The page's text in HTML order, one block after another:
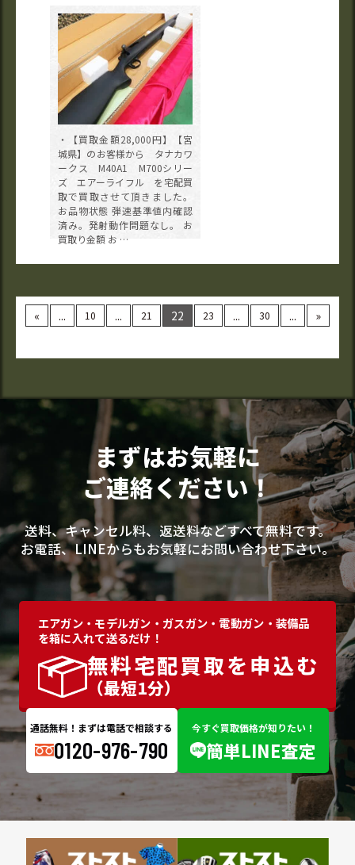
・【買取金額28,000円】【宮
城県】のお客様から タナカワ
ークス M40A1 M700シリー
ズ エアーライフル を宅配買
取で買取させて頂きました。
お品物状態 弾速基準値内確認
済み。発射動作問題なし。 お
買取り金額 お …
« ... 10 ... 21 22 23 ... 30 ... »
まずはお気軽に
ご連絡ください！
送料、キャンセル料、返送料などすべて無料です。
お電話、LINEからもお気軽にお問い合わせ下さい。
エアガン・モデルガン・ガスガン・電動ガン・装備品
を箱に入れて送るだけ！
無料宅配買取を申込む
（最短1分）
通話無料！まずは電話で相談する
0120-976-790
今すぐ買取価格が知りたい！
簡単LINE査定